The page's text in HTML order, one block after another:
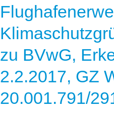
zu BVwG,
2.2.2017, GZ
20.001.791/